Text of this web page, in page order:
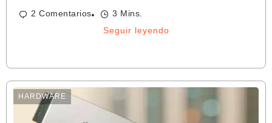
2 Comentarios 3 Mins.
Seguir leyendo
HARDWARE